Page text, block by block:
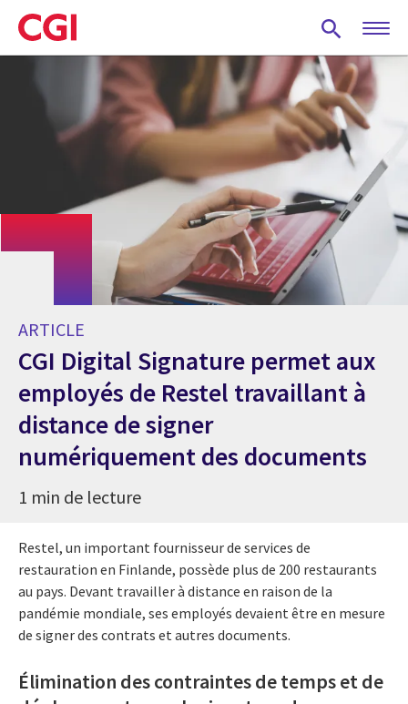
Skip
to
main
ARTICLE
CGI Digital Signature permet aux
employés de Restel travaillant à
distance de signer
numériquement des documents
1 min de lecture
Restel, un important fournisseur de services de
restauration en Finlande, possède plus de 200 restaurants
au pays. Devant travailler à distance en raison de la
pandémie mondiale, ses employés devaient être en mesure
de signer des contrats et autres documents.
Élimination des contraintes de temps et de